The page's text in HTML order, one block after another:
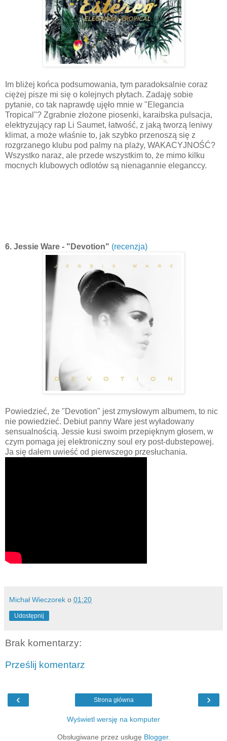
Im bliżej końca podsumowania, tym paradoksalnie coraz
ciężej pisze mi się o kolejnych płytach. Zadaję sobie
pytanie, co tak naprawdę ujęło mnie w "Elegancia
Tropical"? Zgrabnie złożone piosenki, karaibska pulsacja,
elektryzujący rap Li Saumet, łatwość, z jaką tworzą leniwy
klimat, a może właśnie to, jak szybko przenoszą się z
rozgrzanego klubu pod palmy na plaży, WAKACYJNOŚĆ?
Wszystko naraz, ale przede wszystkim to, że mimo kilku
mocnych klubowych odlotów są nienagannie eleganccy.
6. Jessie Ware - "Devotion" (recenzja)
Powiedzieć, że "Devotion" jest zmysłowym albumem, to nic
nie powiedzieć. Debiut panny Ware jest wyładowany
sensualnością. Jessie kusi swoim przepięknym głosem, w
czym pomaga jej elektroniczny soul ery post-dubstepowej.
Ja się dałem uwieść od pierwszego przesłuchania.
Michał Wieczorek o 01:20
Udostępnij
Brak komentarzy:
Prześlij komentarz
‹ ›
Strona główna
Wyświetl wersję na komputer
Obsługiwane przez usługę Blogger.